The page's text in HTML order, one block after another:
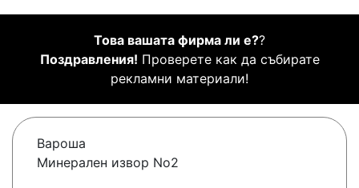
Това вашата фирма ли е??
Поздравления! Проверете как да събирате
рекламни материали!
Вароша
Минерален извор No2